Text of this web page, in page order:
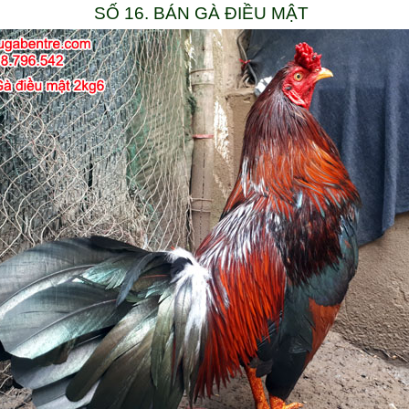
SỐ 16. BÁN GÀ ĐIỀU MẬT